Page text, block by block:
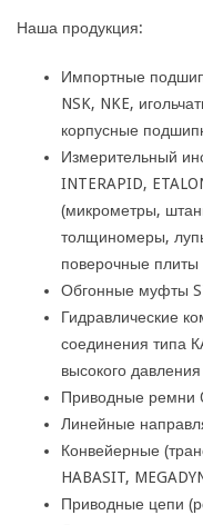
Наша продукция:
Импортные
NSK, NKE,
корпусные
Измерительный
INTERAPID,
(микрометры,
толщиномеры,
поверочные плиты
Обгонные муфты
Гидравлические
соединения типа
высокого
Приводные ремни
Линейные
Конвейерные
HABASIT,
Приводные цепи